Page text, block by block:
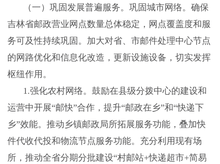
（一）巩固发展普遍服务。巩固城市网络。确保
吉林省邮政营业网点数量总体稳定，网点覆盖度和服
务可及性持续巩固。加大对省、市邮件处理中心节点
的网路优化和信息化改造，更新设施设备，切实发挥
枢纽作用。
1 .强化农村网络。鼓励在县级分拨中心的建设和
运营中开展“邮快”合作，提升“邮政在乡”和“快递下
乡”效能。推动乡镇邮政局所拓展服务功能，叠加快
件代收代投和物流节点服务功能。充分利用现有场
所，推动全省分期分批建设“村邮站+快递超市+简易